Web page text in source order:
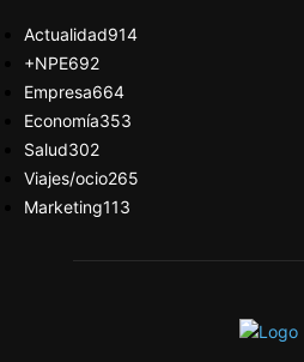
Actualidad914
+NPE692
Empresa664
Economía353
Salud302
Viajes/ocio265
Marketing113